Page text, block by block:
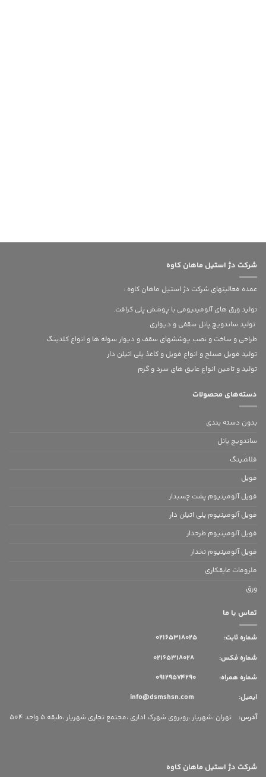
شرکت دژ استیل ماهان کاوه
عمده فعالیتهای شرکت دژ استیل ماهان کاوه :
تولید ورق های آلومینیومی با پوشش پلی کرافت.
تولید ساندویچ پانل سقفی و دیواری
طراحی و ساخت و نصب پوششهای سقف و دیوار سوله ها و انواع کلدینگ
تولید فویل مسلح و انواع فویل و کاغذ پلی اتیلن دار
تولید و تامین انواع عایق های سرد و گرم
دسته‌های محصولات
بدون‌ دسته بندی
ساندویچ پانل
فلاشینگ
فویل
فویل آلومینیوم پشت چسبدار
فویل آلومینیوم پلی اتیلن دار
فویل آلومینیوم طرحدار
فویل آلومینیوم نخدار
ملزومات عایقکاری
ورق
تماس با ما
شماره ثابت:
شماره فکس: 02165318028
شماره همراه: 09129574290
ایمیل: info@dsmshsn.com
آدرس: تهران ،شهریار ،روبروی شهرک اداری ،مجتمع تجاری شهریار ،طبقه 5 واحد 504
شرکت دژ استیل ماهان کاوه